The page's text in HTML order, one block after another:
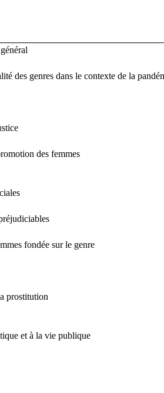
des genres dans le contexte de la
des femmes
fondée sur le genre
prostitution
et à la vie publique